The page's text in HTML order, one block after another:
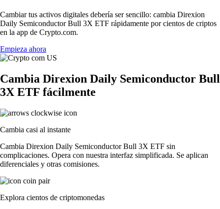
Cambiar tus activos digitales debería ser sencillo: cambia Direxion
Daily Semiconductor Bull 3X ETF rápidamente por cientos de criptos
en la app de Crypto.com.
Empieza ahora
Cambia Direxion Daily Semiconductor Bull
3X ETF fácilmente
Cambia casi al instante
Cambia Direxion Daily Semiconductor Bull 3X ETF sin
complicaciones. Opera con nuestra interfaz simplificada. Se aplican
diferenciales y otras comisiones.
Explora cientos de criptomonedas